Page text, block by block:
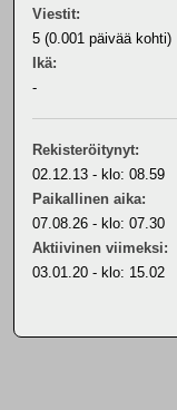
Viestit:
5 (0.001 päivää kohti)
Ikä:
-
Rekisteröitynyt:
02.12.13 - klo: 08.59
Paikallinen aika:
07.08.26 - klo: 07.30
Aktiivinen viimeksi:
03.01.20 - klo: 15.02